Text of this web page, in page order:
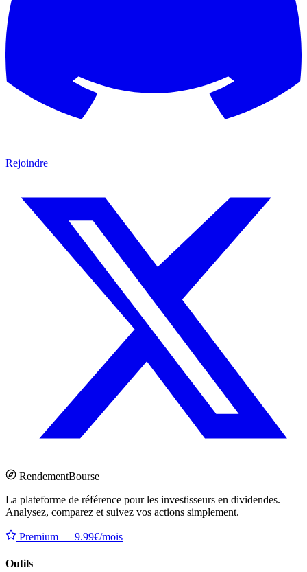
Rejoindre
RendementBourse
La plateforme de référence pour les investisseurs en dividendes.
Analysez, comparez et suivez vos actions simplement.
Premium — 9.99€/mois
Outils